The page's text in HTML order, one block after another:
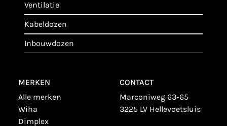
ventilatie
kabeldozen
inbouwdozen
MERKEN
alle merken
wiha
dimplex
CONTACT
Marconiweg 63-65
3225 LV Hellevoetsluis